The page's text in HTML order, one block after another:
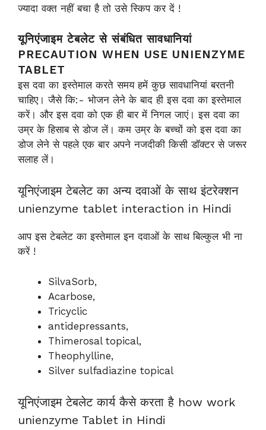
ज्यादा वक्त नहीं बचा है तो उसे स्किप कर दें !
यूनिएंजाइम टेबलेट से संबंधित सावधानियां
PRECAUTION WHEN USE UNIENZYME
TABLET
इस दवा का इस्तेमाल करते समय हमें कुछ सावधानियां बरतनी
चाहिए। जैसे कि:- भोजन लेने के बाद ही इस दवा का इस्तेमाल
करें। और इस दवा को एक ही बार में निगल जाएं। इस दवा का
उम्र के हिसाब से डोज लें। कम उम्र के बच्चों को इस दवा का
डोज लेने से पहले एक बार अपने नजदीकी किसी डॉक्टर से जरूर
सलाह लें।
यूनिएंजाइम टेबलेट का अन्य दवाओं के साथ इंटरेक्शन
unienzyme tablet interaction in Hindi
आप इस टेबलेट का इस्तेमाल इन दवाओं के साथ बिल्कुल भी ना
करें !
SilvaSorb,
Acarbose,
Tricyclic
antidepressants,
Thimerosal topical,
Theophylline,
Silver sulfadiazine topical
यूनिएंजाइम टेबलेट कार्य कैसे करता है how work
unienzyme Tablet in Hindi